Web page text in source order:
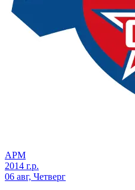
АРМ
2014 г.р.
06 авг, Четверг